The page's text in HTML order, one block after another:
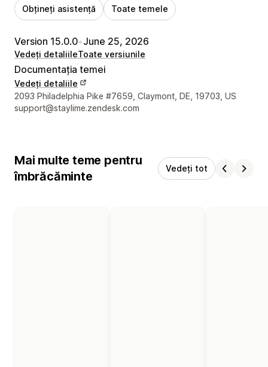
Obțineți asistență Toate temele
Version 15.0.0•June 25, 2026
Vedeți detaliileToate versiunile
Documentația temei
Vedeți detaliile
Detaliile de contact ale designerului
2093 Philadelphia Pike #7659, Claymont, DE, 19703, US
support@staylime.zendesk.com
Mai multe teme pentru
îmbrăcăminte
Vedeți tot